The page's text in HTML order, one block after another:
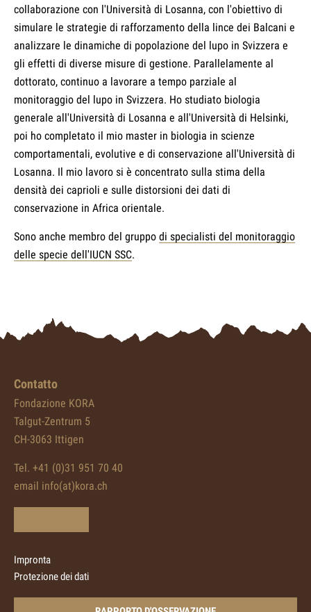
collaborazione con l'Università di Losanna, con l'obiettivo di
simulare le strategie di rafforzamento della lince dei Balcani e
analizzare le dinamiche di popolazione del lupo in Svizzera e
gli effetti di diverse misure di gestione. Parallelamente al
dottorato, continuo a lavorare a tempo parziale al
monitoraggio del lupo in Svizzera. Ho studiato biologia
generale all'Università di Losanna e all'Università di Helsinki,
poi ho completato il mio master in biologia in scienze
comportamentali, evolutive e di conservazione all'Università di
Losanna. Il mio lavoro si è concentrato sulla stima della
densità dei caprioli e sulle distorsioni dei dati di
conservazione in Africa orientale.
Sono anche membro del gruppo di specialisti del monitoraggio
delle specie dell'IUCN SSC.
Contatto
Fondazione KORA
Talgut-Zentrum 5
CH-3063 Ittigen
Tel. +41 (0)31 951 70 40
email info(at)kora.ch
Impronta
Protezione dei dati